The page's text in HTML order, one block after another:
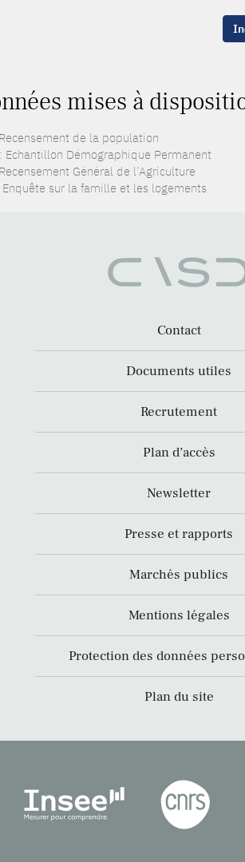
mises à
de la population
Echantillon Démographique Permanent
Général de l’Agriculture
Enquête sur la famille et les logements
Contact
Documents utiles
Recrutement
Plan d’accès
Newsletter
Presse et rapports
Marchés publics
Mentions légales
Protection des données
Plan du site